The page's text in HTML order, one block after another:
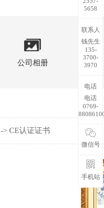
公司相册
-> CE认证证书
5658
联系人
钱先生
135-
3700-
3970
电话
电话
0769-
微信号
手机站